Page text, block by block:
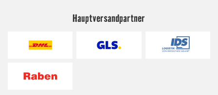
Hauptversandpartner